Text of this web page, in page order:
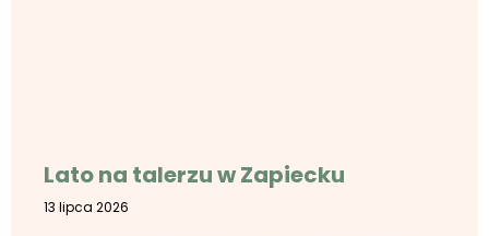
Lato na talerzu w Zapiecku
13 lipca 2026